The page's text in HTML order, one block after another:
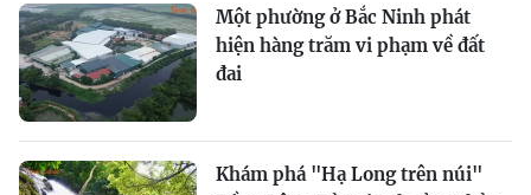
Một phường ở Bắc Ninh phát
hiện hàng trăm vi phạm về đất
đai
Khám phá "Hạ Long trên núi"